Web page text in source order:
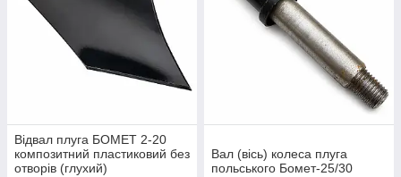
Відвал плуга БОМЕТ 2-20
композитний пластиковий без
отворів (глухий)
Вал (вісь) колеса плуга
польського Бомет-25/30